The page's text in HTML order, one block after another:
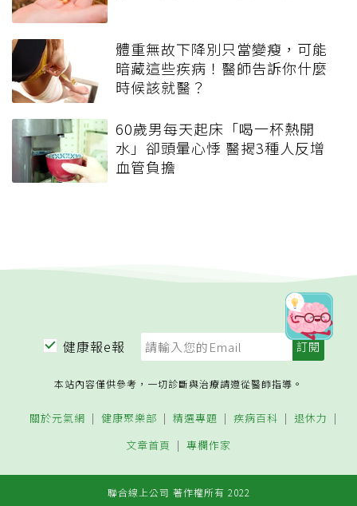
體重無故下降別只當變瘦，可能
暗藏這些疾病！醫師告訴你什麼
時候該就醫？
60歲男每天起床「喝一杯熱開
水」卻頭暈心悸 醫揭3種人反增
血管負擔
健康報e報
本站內容僅供參考，一切診斷與治療請遵從醫師指導。
關於元氣網 健康聚樂部 精選專題 疾病百科
退休力
文章首頁
專欄作家
聯合線上公司 著作權所有 2022